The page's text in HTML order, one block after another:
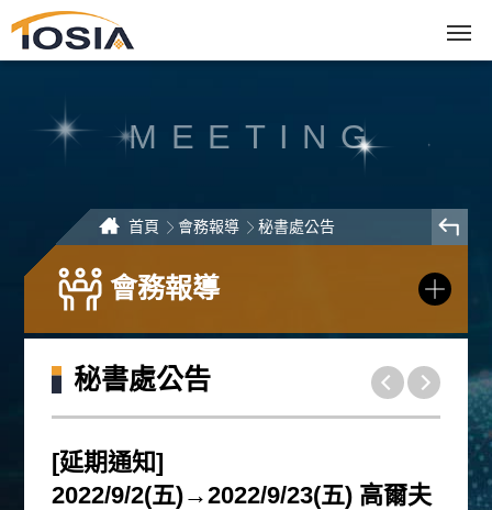
容
MEETING
首頁 會務報導 秘書處公告
會務報導
秘書處公告
[延期通知]
2022/9/2(五)→2022/9/23(五) 高爾夫